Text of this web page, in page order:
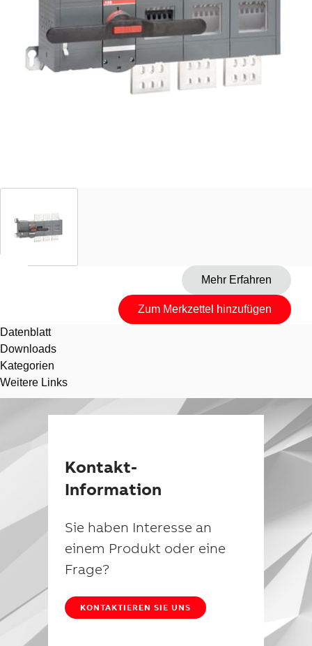
Suggestions
Shopping list preview
Datenblatt
Downloads
Kategorien
Weitere Links
Kontakt-
Information
Sie haben Interesse an
einem Produkt oder eine
Frage?
KONTAKTIEREN SIE UNS